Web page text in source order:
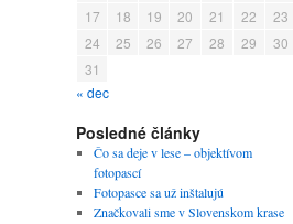
« dec
17
18 19 20 21 22
23
24
25 26 27 28 29
30
31
Posledné články
Čo sa deje v lese – objektívom
fotopascí
Fotopasce sa už inštalujú
Značkovali sme v Slovenskom krase